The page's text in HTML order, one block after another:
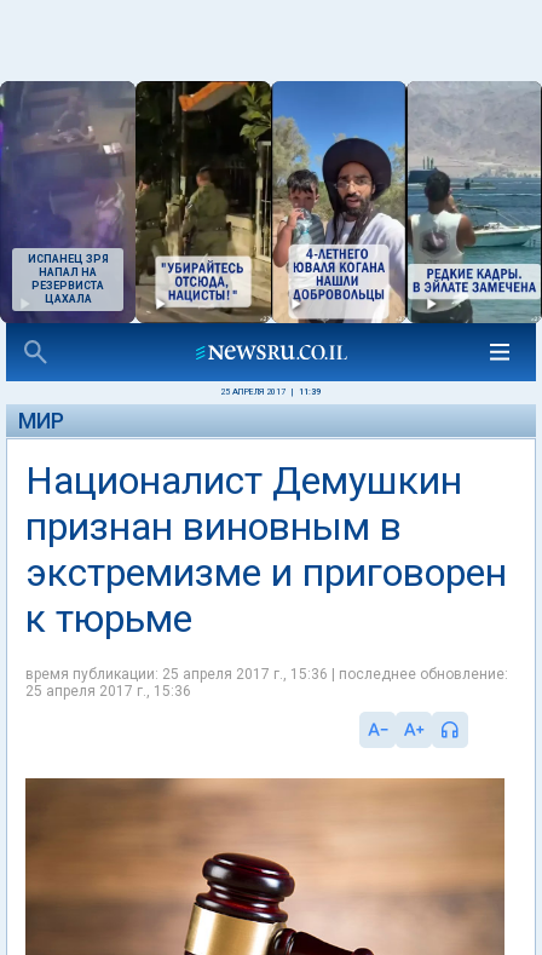
ИСПАНЕЦ ЗРЯ
НАПАЛ НА
РЕЗЕРВИСТА
ЦАХАЛА
25 АПРЕЛЯ 2017 11:39
МИР
Националист Демушкин
признан виновным в
экстремизме и приговорен
к тюрьме
время публикации: 25 апреля 2017 г., 15:36 | последнее обновление:
25 апреля 2017 г., 15:36